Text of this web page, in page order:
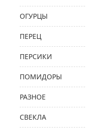
ОГУРЦЫ
ПЕРЕЦ
ПЕРСИКИ
ПОМИДОРЫ
РАЗНОЕ
СВЕКЛА